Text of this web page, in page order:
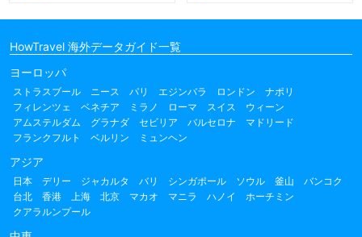
HowTravel 海外データガイド一覧
ヨーロッパ
ストラスブール ニース パリ エジンバラ ロンドン
ナポリ
フィレンツェ
ベネチア ミラノ ローマ スイス
ウィーン
アムステルダム
グラナダ セビリア バルセロナ
マドリード
フランクフルト
ベルリン ミュンヘン
アジア
日本 デリー ジャカルタ バリ シンガポール ソウル 釜山
バンコク
台北
香港 上海 北京 マカオ マニラ ハノイ
ホーチミン
クアラルンプール